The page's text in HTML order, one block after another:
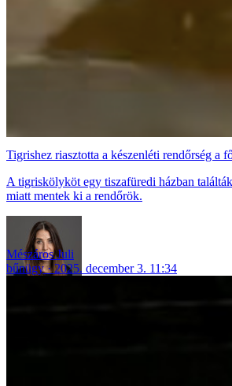
Tigrishez riasztotta a készenléti rendőrség a
A tigriskölyköt egy tiszafüredi házban
miatt mentek ki a rendőrök.
Mészáros Juli
bűnügy
2025. december 3. 11:34